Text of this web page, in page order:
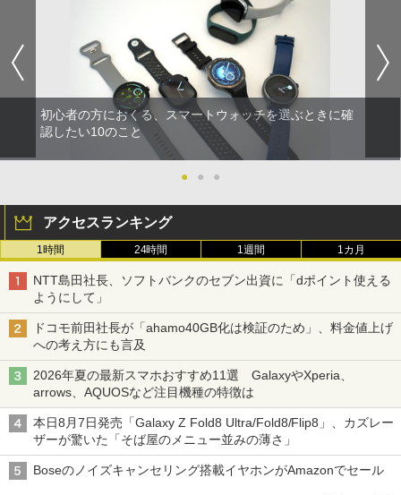
初心者の方におくる、スマートウォッチを選ぶときに確
認したい10のこと
● ● ●
アクセスランキング
1時間 24時間 1週間 1カ月
NTT島田社長、ソフトバンクのセブン出資に「dポイント使える
ようにして」
ドコモ前田社長が「ahamo40GB化は検証のため」、料金値上げ
への考え方にも言及
2026年夏の最新スマホおすすめ11選 GalaxyやXperia、
arrows、AQUOSなど注目機種の特徴は
本日8月7日発売「Galaxy Z Fold8 Ultra/Fold8/Flip8」、カズレー
ザーが驚いた「そば屋のメニュー並みの薄さ」
Boseのノイズキャンセリング搭載イヤホンがAmazonでセール